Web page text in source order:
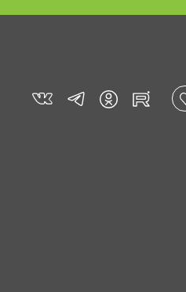
vk tg in rt